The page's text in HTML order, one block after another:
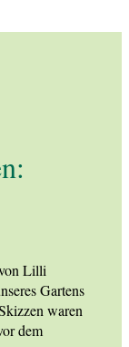
Lilli
Gartens
waren
dem